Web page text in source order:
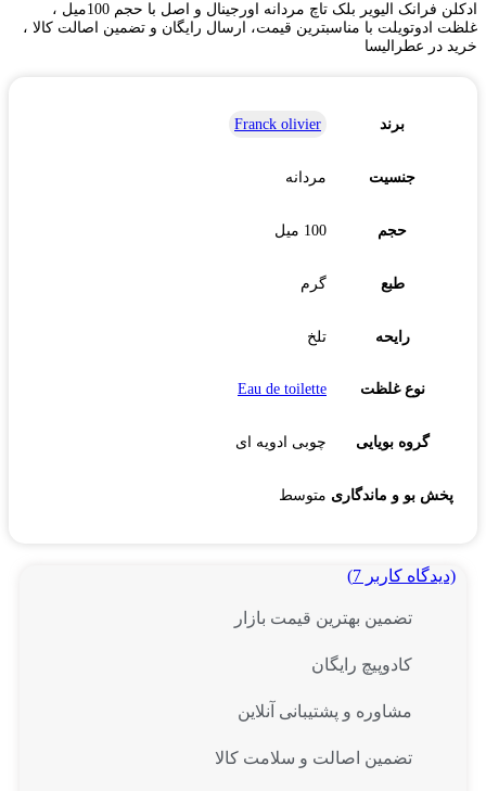
ادکلن فرانک الیویر بلک تاچ مردانه اورجینال و اصل با حجم 100میل ،
غلظت ادوتویلت با مناسبترین قیمت، ارسال رایگان و تضمین اصالت کالا ،
خرید در عطرالیسا
برند Franck olivier
جنسیت مردانه
حجم 100 میل
طبع گرم
رایحه تلخ
نوع غلظت Eau de toilette
گروه بویایی چوبی ادویه ای
پخش بو و ماندگاری متوسط
(دیدگاه کاربر 7
)
تضمین بهترین قیمت بازار
کادوپیچ رایگان
مشاوره و پشتیبانی آنلاین
تضمین اصالت و سلامت کالا